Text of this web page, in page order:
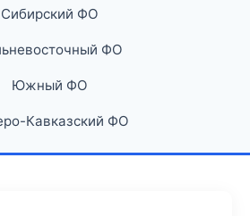
Сибирский ФО
ФО
Южный ФО
Кавказский ФО